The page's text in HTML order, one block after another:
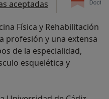
aceptadas
Física y Rehabilitación
profesión y una extensa
de la especialidad,
esquelética y